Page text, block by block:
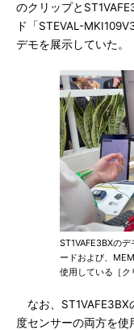
のクリップと
ド「STEVAL-
デモを展示していた。
ST1VAFE3BXの
ードおよび、
使用している［ク
なお、ST1VAFE3BX
度センサーの両方を